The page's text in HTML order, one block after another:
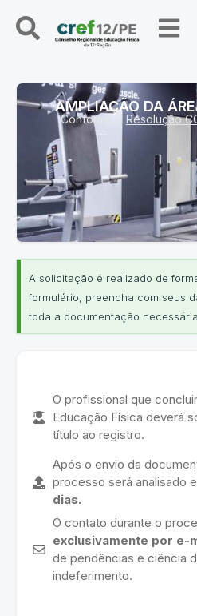
AMPLIAÇÃO DA
Conforme a Resolução
A solicitação é realizado de
formulário, preencha com seus
toda a documentação necessária.
O profissional que
Educação Física deverá
título ao registro.
Após o envio da
processo será analisado
dias.
O contato durante o
exclusivamente por e-
de pendências e ciência
indeferimento.